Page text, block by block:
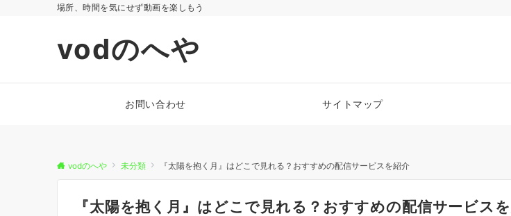
場所、時間を気にせず動画を楽しもう
vodのへや
お問い合わせ サイトマップ
vodのへや 未分類 『太陽を抱く月』はどこで見れる？おすすめの配信サービスを紹介
『太陽を抱く月』はどこで見れる？おすすめの配信サービス